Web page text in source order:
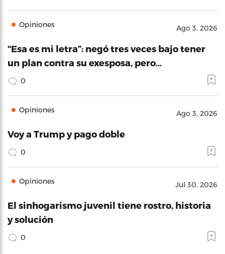
Opiniones Ago 3, 2026
“Esa es mi letra”: negó tres veces bajo tener
un plan contra su exesposa, pero…
0
Opiniones Ago 3, 2026
Voy a Trump y pago doble
0
Opiniones Jul 30, 2026
El sinhogarismo juvenil tiene rostro, historia
y solución
0